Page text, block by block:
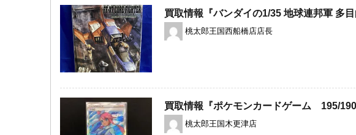
買取情報『バンダイの1/35 ​地球連邦軍 ​多
桃太郎王国西船橋店店長
買取情報『ポケモンカードゲーム 195/
桃太郎王国木更津店